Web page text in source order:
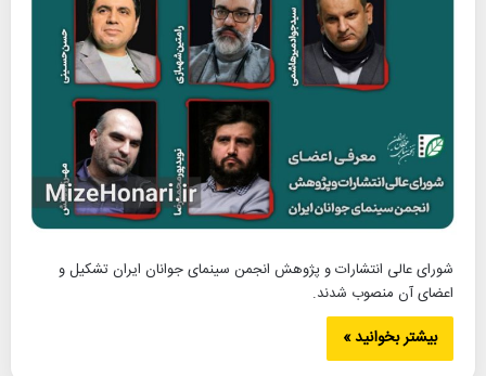
شورای عالی انتشارات و پژوهش انجمن سینمای جوانان ایران تشکیل و
اعضای آن منصوب شدند.
بیشتر بخوانید »